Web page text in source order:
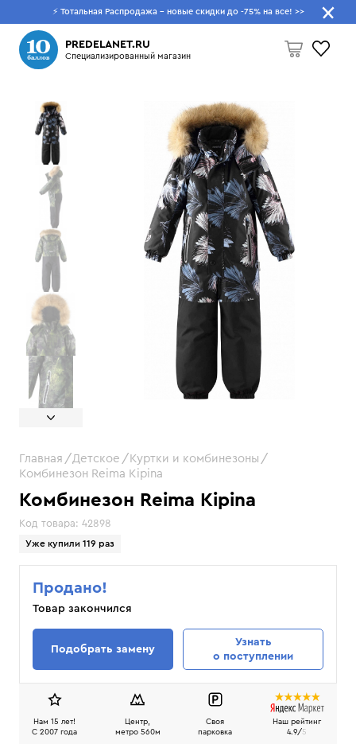
⚡ Тотальная Распродажа - новые скидки до -75% на все! >>
PREDELANET.RU
Специализированный магазин
Пусто
Что будем искать?
Комбинезон Reima Kipina
Код товара: 42898
Уже купили 119 раз
Главная Детское
Куртки и комбинезоны
Комбинезон Reima Kipina
Продано!
Товар закончился
Подобрать замену
Узнать
о поступлении
Нам 15 лет!
C 2007 года
Центр,
метро 560м
Своя
парковка
Наш рейтинг
4.9/5